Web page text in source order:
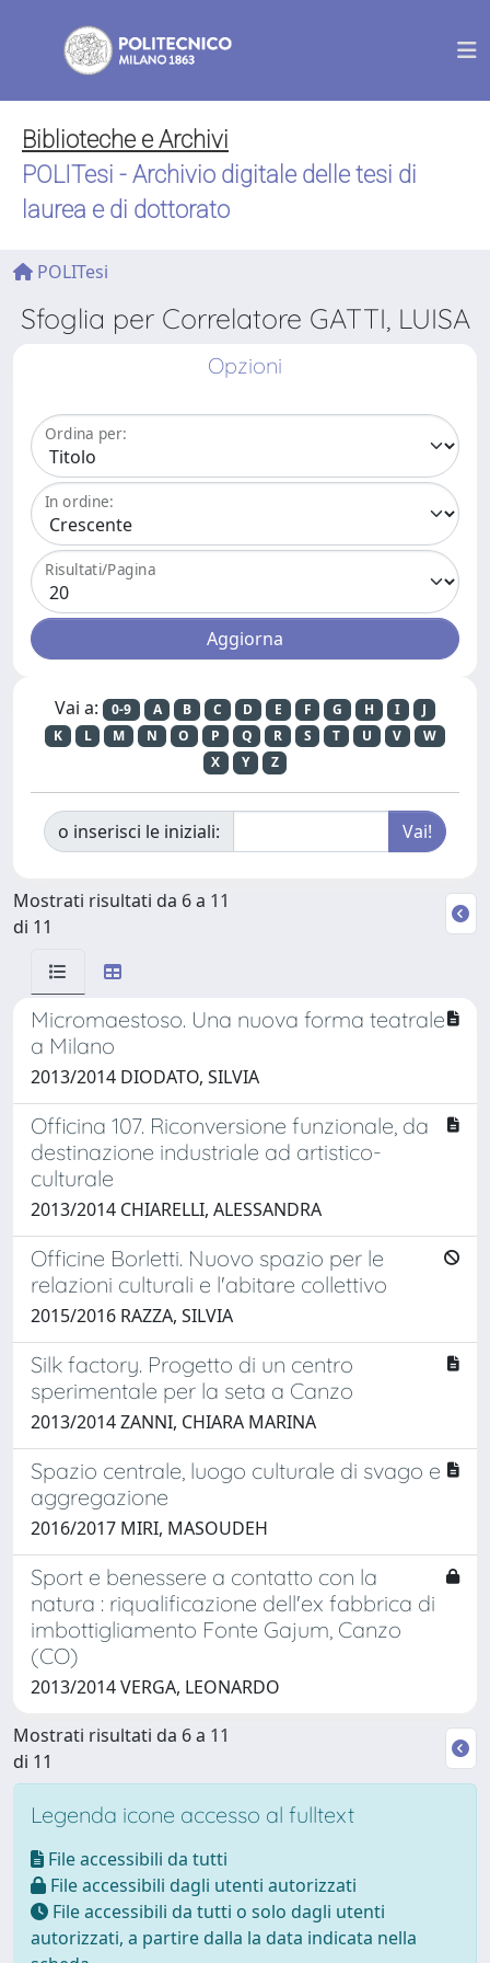
Biblioteche e Archivi
POLITesi - Archivio digitale delle tesi di
laurea e di dottorato
POLITesi
Sfoglia per Correlatore GATTI, LUISA
Opzioni
Ordina per:
In ordine:
Risultati/Pagina
Vai a: 0-9 A B C D E F G H I
J
K
L M N O P Q R S T U V
W
X
Y Z
o inserisci le iniziali:
Mostrati risultati da 6 a 11
di 11
Micromaestoso. Una nuova forma teatrale
a Milano
2013/2014 DIODATO, SILVIA
Officina 107. Riconversione funzionale, da
destinazione industriale ad artistico-
culturale
2013/2014 CHIARELLI, ALESSANDRA
Officine Borletti. Nuovo spazio per le
relazioni culturali e l'abitare collettivo
2015/2016 RAZZA, SILVIA
Silk factory. Progetto di un centro
sperimentale per la seta a Canzo
2013/2014 ZANNI, CHIARA MARINA
Spazio centrale, luogo culturale di svago e
aggregazione
2016/2017 MIRI, MASOUDEH
Sport e benessere a contatto con la
natura : riqualificazione dell'ex fabbrica di
imbottigliamento Fonte Gajum, Canzo
(CO)
2013/2014 VERGA, LEONARDO
Mostrati risultati da 6 a 11
di 11
Legenda icone accesso al fulltext
File accessibili da tutti
File accessibili dagli utenti autorizzati
File accessibili da tutti o solo dagli utenti
autorizzati, a partire dalla la data indicata nella